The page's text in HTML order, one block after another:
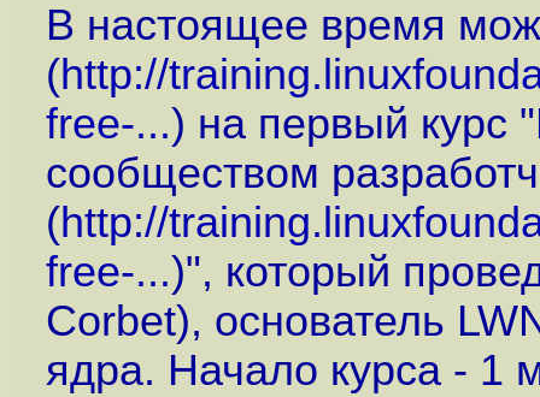
В настоящее время
(http://
free-...) на первый курс
сообществом
(http://
free-...)", который
Corbet), основатель
ядра. Начало курса - 1